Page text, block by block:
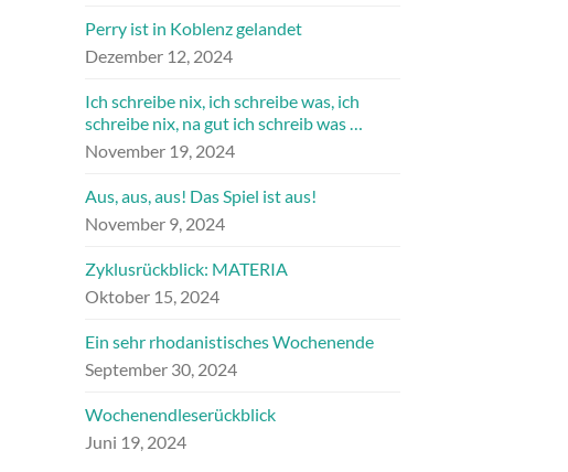
Perry ist in Koblenz gelandet
Dezember 12, 2024
Ich schreibe nix, ich schreibe was, ich
schreibe nix, na gut ich schreib was …
November 19, 2024
Aus, aus, aus! Das Spiel ist aus!
November 9, 2024
Zyklusrückblick: MATERIA
Oktober 15, 2024
Ein sehr rhodanistisches Wochenende
September 30, 2024
Wochenendleserückblick
Juni 19, 2024